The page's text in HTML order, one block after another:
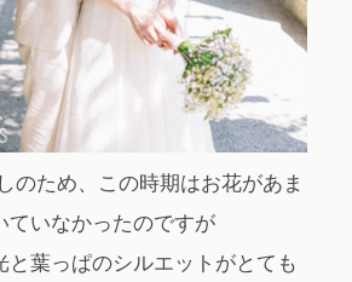
のため、この時期はお花があま
ていなかったのですが
葉っぱのシルエットがとても